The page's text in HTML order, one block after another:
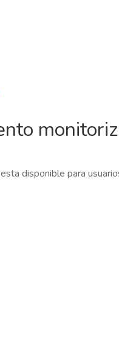
disponible para